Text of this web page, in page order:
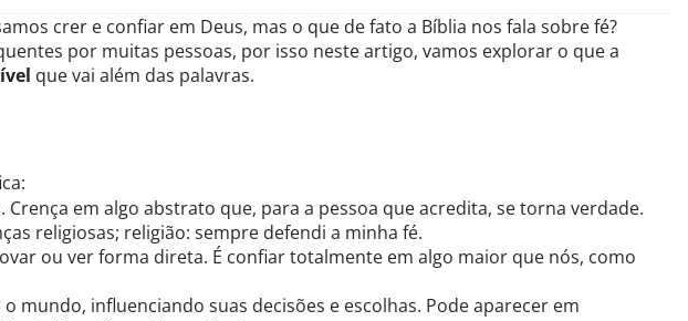
crer e confiar em Deus, mas o que de fato a Bíblia nos fala sobre fé?
por muitas pessoas, por isso neste artigo, vamos explorar o que a
que vai além das palavras.
Crença em algo abstrato que, para a pessoa que acredita, se torna verdade.
religiosas; religião: sempre defendi a minha fé.
ou ver forma direta. É confiar totalmente em algo maior que nós, como
mundo, influenciando suas decisões e escolhas. Pode aparecer em